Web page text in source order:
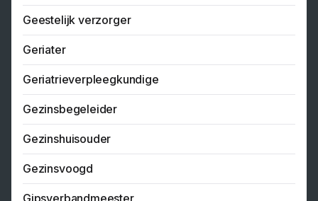
Geestelijk verzorger
Geriater
Geriatrieverpleegkundige
Gezinsbegeleider
Gezinshuisouder
Gezinsvoogd